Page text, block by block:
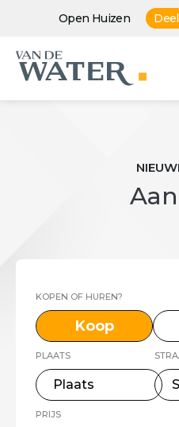
Open Huizen
KOPEN OF HUREN?
Koop
PLAATS
PRIJS